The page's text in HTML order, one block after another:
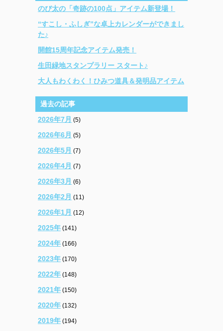
のび太の「奇跡の100点」アイテム新登場！
“すこし・ふしぎ”な卓上カレンダーができまし
た♪
開館15周年記念アイテム発売！
生田緑地スタンプラリー スタート♪
大人もわくわく！ひみつ道具＆発明品アイテム
過去の記事
2026年7月 (5)
2026年6月 (5)
2026年5月 (7)
2026年4月 (7)
2026年3月 (6)
2026年2月 (11)
2026年1月 (12)
2025年 (141)
2024年 (166)
2023年 (170)
2022年 (148)
2021年 (150)
2020年 (132)
2019年 (194)